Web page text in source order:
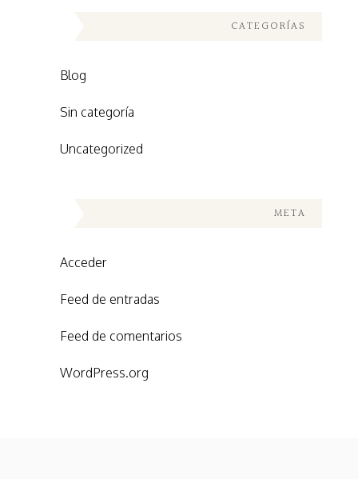
CATEGORÍAS
Blog
Sin categoría
Uncategorized
META
Acceder
Feed de entradas
Feed de comentarios
WordPress.org